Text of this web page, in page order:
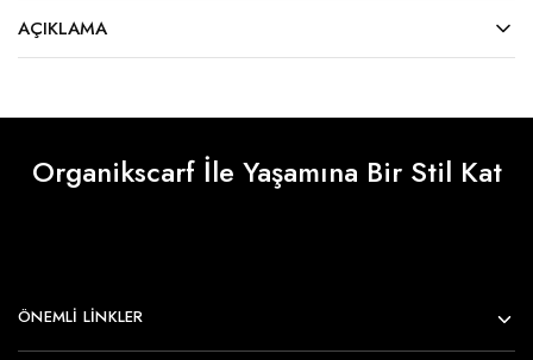
AÇIKLAMA
Organikscarf İle Yaşamına Bir Stil Kat
ÖNEMLI LINKLER